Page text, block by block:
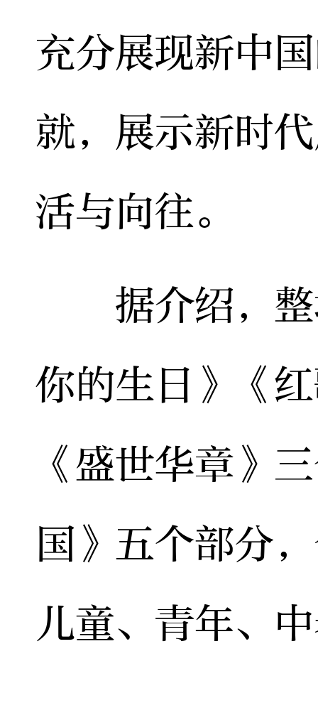
充分展现新中
就，展示新时
活与向往。
据介绍，整
你的生日》《
《盛世华章》
国》五个部分
儿童、青年、